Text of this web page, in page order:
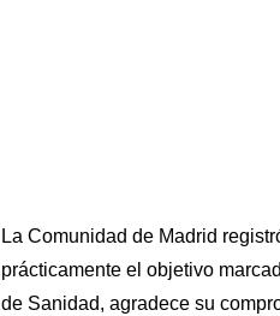
La Comunidad de Madrid
prácticamente el objetivo
de Sanidad, agradece su